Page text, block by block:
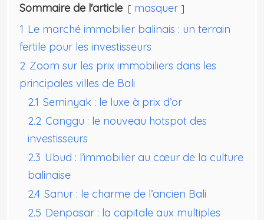
Sommaire de l'article
masquer
1 Le marché immobilier balinais : un terrain
fertile pour les investisseurs
2 Zoom sur les prix immobiliers dans les
principales villes de Bali
2.1 Seminyak : le luxe à prix d’or
2.2 Canggu : le nouveau hotspot des
investisseurs
2.3 Ubud : l’immobilier au cœur de la culture
balinaise
2.4 Sanur : le charme de l’ancien Bali
2.5 Denpasar : la capitale aux multiples